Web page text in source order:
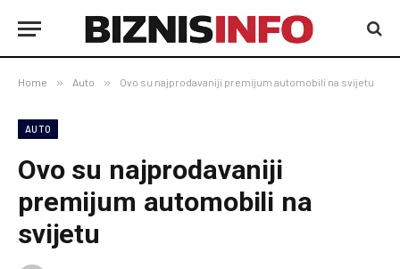
Home » Auto » Ovo su najprodavaniji premijum automobili na svijetu
AUTO
Ovo su najprodavaniji
premijum automobili na
svijetu